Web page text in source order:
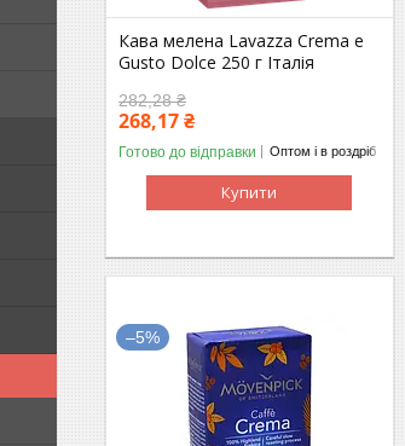
Кава мелена Lavazza Crema e
Gusto Dolce 250 г Італія
282,28 ₴
268,17 ₴
Готово до відправки Оптом і в роздріб
Купити
–5%